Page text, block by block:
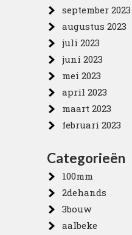
september 2023
augustus 2023
juli 2023
juni 2023
mei 2023
april 2023
maart 2023
februari 2023
Categorieën
100mm
2dehands
3bouw
aalbeke